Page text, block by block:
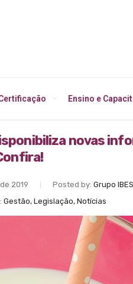
Ensino e
novas
2019 Posted by: Grupo IBES
Gestão, Legislação, Notícias